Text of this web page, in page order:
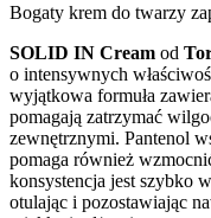
Bogaty krem do twarzy
SOLID IN Cream od
o intensywnych
wyjątkowa formuła
pomagają zatrzymać
zewnętrznymi. Pantenol
pomaga również
konsystencja jest szybko
otulając i pozostawiając